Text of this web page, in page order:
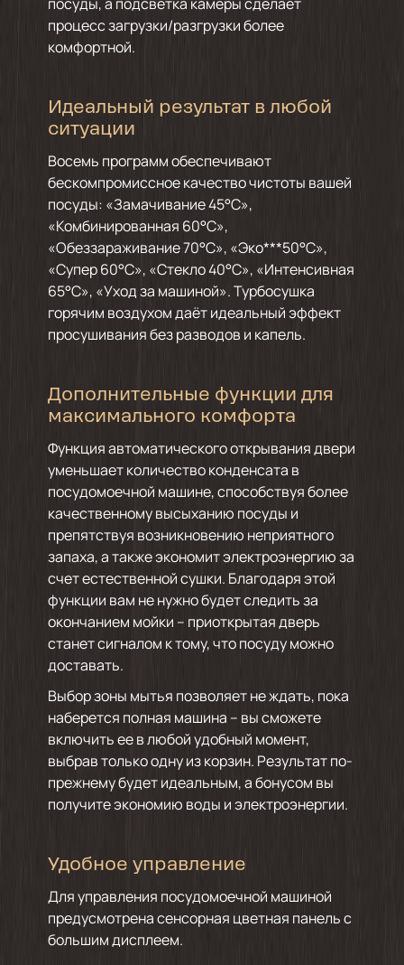
процесс загрузки/разгрузки более
комфортной.
Идеальный результат в любой
ситуации
Восемь программ обеспечивают
бескомпромиссное качество чистоты вашей
посуды: «Замачивание 45°C»,
«Комбинированная 60°C»,
«Обеззараживание 70°C», «Эко***50°C»,
«Супер 60°C», «Стекло 40°C», «Интенсивная
65°C», «Уход за машиной». Турбосушка
горячим воздухом даёт идеальный эффект
просушивания без разводов и капель.
Дополнительные функции для
максимального комфорта
Функция автоматического открывания двери
уменьшает количество конденсата в
посудомоечной машине, способствуя более
качественному высыханию посуды и
препятствуя возникновению неприятного
запаха, а также экономит электроэнергию за
счет естественной сушки. Благодаря этой
функции вам не нужно будет следить за
окончанием мойки – приоткрытая дверь
станет сигналом к тому, что посуду можно
доставать.
Выбор зоны мытья позволяет не ждать, пока
наберется полная машина – вы сможете
включить ее в любой удобный момент,
выбрав только одну из корзин. Результат по-
прежнему будет идеальным, а бонусом вы
получите экономию воды и электроэнергии.
Удобное управление
Для управления посудомоечной машиной
предусмотрена сенсорная цветная панель с
большим дисплеем.